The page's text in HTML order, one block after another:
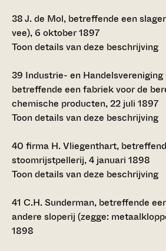
38J. de Mol, betreffende een
vee), 6 oktober 1897
Toon details van deze beschrijving
39 Industrie- en Handelsvereniging
betreffende een fabriek voor de
chemische producten, 22 juli 1897
Toon details van deze beschrijving
40 firma H. Vliegenthart,
stoomrijstpellerij, 4 januari 1898
Toon details van deze beschrijving
41 C.H. Sunderman, betreffende
andere sloperij (zegge:
1898